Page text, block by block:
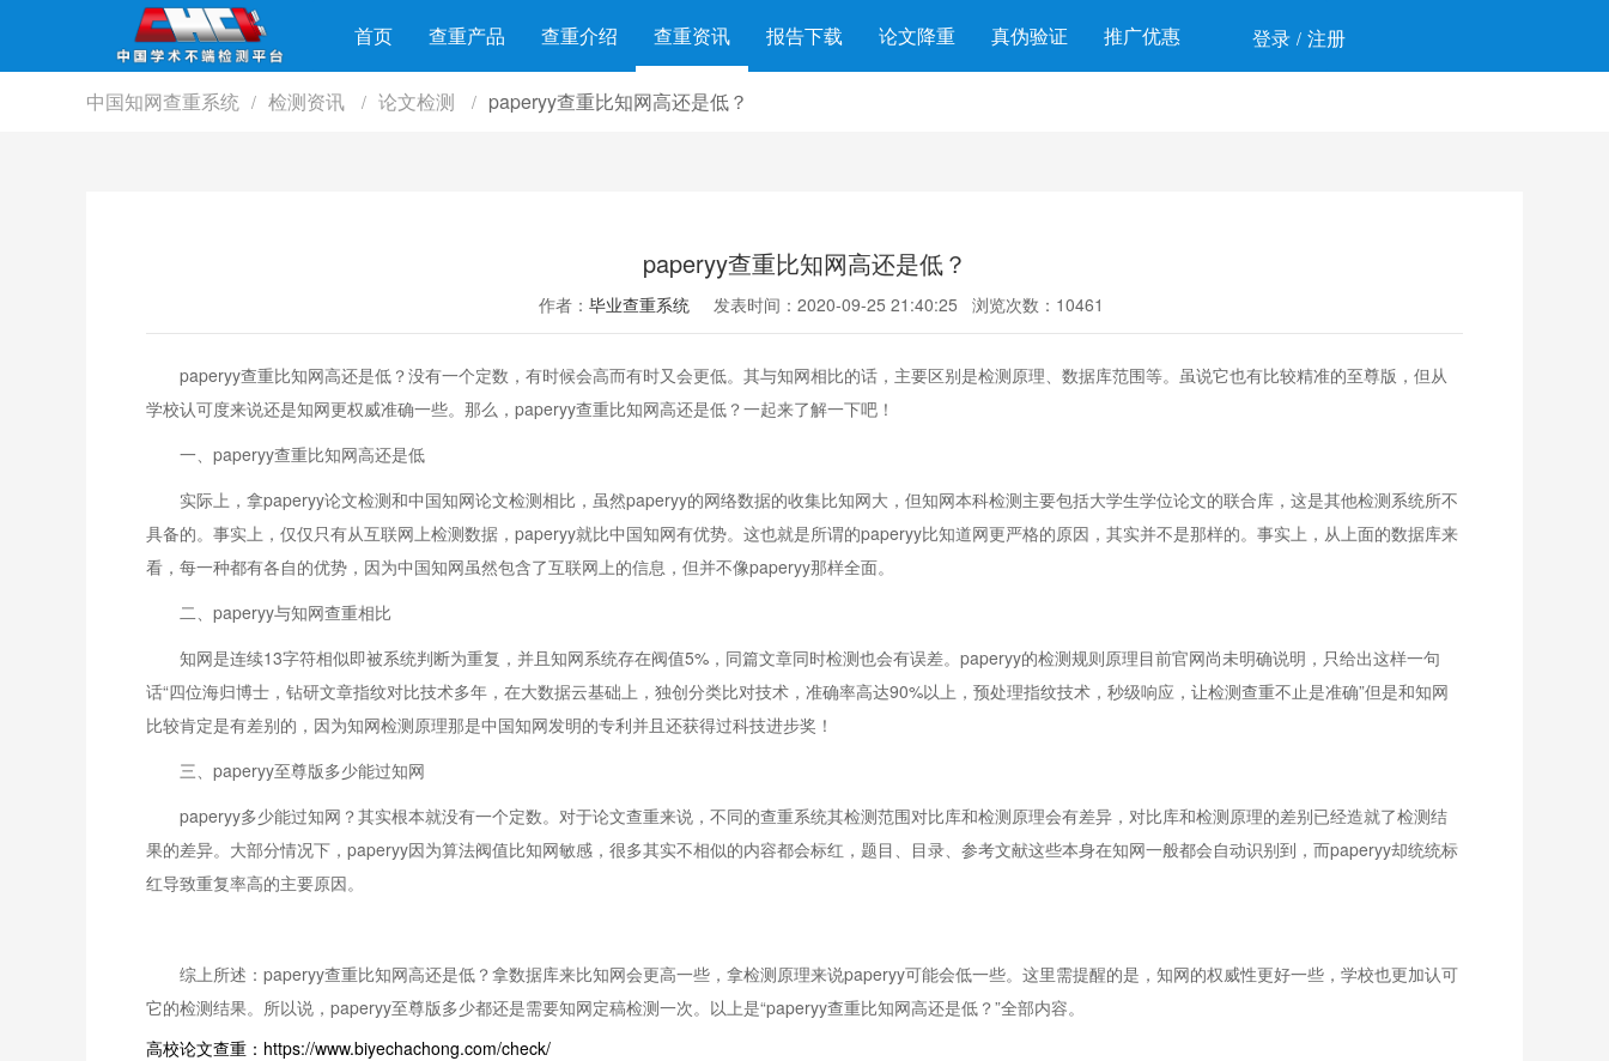
首页 查重产品 查重介绍 查重资讯 报告下载 论文降重 真伪验证 推广优惠 登录 / 注册
中国知网查重系统 / 检测资讯 / 论文检测 / paperyy查重比知网高还是低？
paperyy查重比知网高还是低？
作者： 毕业查重系统 发表时间：2020-09-25 21:40:25 浏览次数：10461
paperyy查重比知网高还是低？没有一个定数，有时候会高而有时又会更低。其与知网相比的话，主要区别是检测原理、数据库范围等。虽说它也有比较精准的至尊版，但从
学校认可度来说还是知网更权威准确一些。那么，paperyy查重比知网高还是低？一起来了解一下吧！
一、paperyy查重比知网高还是低
实际上，拿paperyy论文检测和中国知网论文检测相比，虽然paperyy的网络数据的收集比知网大，但知网本科检测主要包括大学生学位论文的联合库，这是其他检测系统所不
具备的。事实上，仅仅只有从互联网上检测数据，paperyy就比中国知网有优势。这也就是所谓的paperyy比知道网更严格的原因，其实并不是那样的。事实上，从上面的数据库来
看，每一种都有各自的优势，因为中国知网虽然包含了互联网上的信息，但并不像paperyy那样全面。
二、paperyy与知网查重相比
知网是连续13字符相似即被系统判断为重复，并且知网系统存在阀值5%，同篇文章同时检测也会有误差。paperyy的检测规则原理目前官网尚未明确说明，只给出这样一句
话“四位海归博士，钻研文章指纹对比技术多年，在大数据云基础上，独创分类比对技术，准确率高达90%以上，预处理指纹技术，秒级响应，让检测查重不止是准确”但是和知网
比较肯定是有差别的，因为知网检测原理那是中国知网发明的专利并且还获得过科技进步奖！
三、paperyy至尊版多少能过知网
paperyy多少能过知网？其实根本就没有一个定数。对于论文查重来说，不同的查重系统其检测范围对比库和检测原理会有差异，对比库和检测原理的差别已经造就了检测结
果的差异。大部分情况下，paperyy因为算法阀值比知网敏感，很多其实不相似的内容都会标红，题目、目录、参考文献这些本身在知网一般都会自动识别到，而paperyy却统统标
红导致重复率高的主要原因。
综上所述：paperyy查重比知网高还是低？拿数据库来比知网会更高一些，拿检测原理来说paperyy可能会低一些。这里需提醒的是，知网的权威性更好一些，学校也更加认可
它的检测结果。所以说，paperyy至尊版多少都还是需要知网定稿检测一次。以上是“paperyy查重比知网高还是低？”全部内容。
高校论文查重：https://www.biyechachong.com/check/